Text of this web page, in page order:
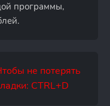
программы,
не потерять
CTRL+D